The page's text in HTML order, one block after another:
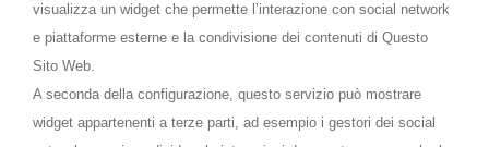
visualizza un widget che permette l’interazione con social network
e piattaforme esterne e la condivisione dei contenuti di Questo
Sito Web.
A seconda della configurazione, questo servizio può mostrare
widget appartenenti a terze parti, ad esempio i gestori dei social